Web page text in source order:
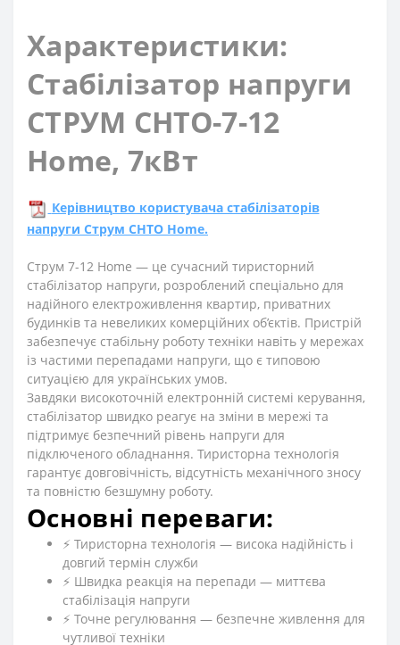
Характеристики:
Стабілізатор напруги
СТРУМ СНТО-7-12
Home, 7кВт
Керівництво користувача стабілізаторів
напруги Струм СНТО Home.
Струм 7-12 Home — це сучасний тиристорний
стабілізатор напруги, розроблений спеціально для
надійного електроживлення квартир, приватних
будинків та невеликих комерційних об’єктів. Пристрій
забезпечує стабільну роботу техніки навіть у мережах
із частими перепадами напруги, що є типовою
ситуацією для українських умов.
Завдяки високоточній електронній системі керування,
стабілізатор швидко реагує на зміни в мережі та
підтримує безпечний рівень напруги для
підключеного обладнання. Тиристорна технологія
гарантує довговічність, відсутність механічного зносу
та повністю безшумну роботу.
Основні переваги:
⚡ Тиристорна технологія — висока надійність і
довгий термін служби
⚡ Швидка реакція на перепади — миттєва
стабілізація напруги
⚡ Точне регулювання — безпечне живлення для
чутливої техніки